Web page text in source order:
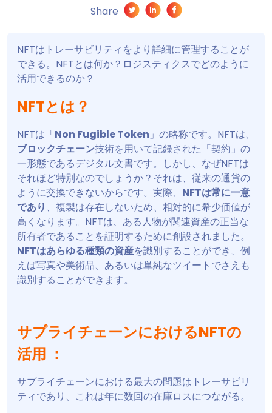
Share
NFTはトレーサビリティをより詳細に管理することが
できる。NFTとは何か？ロジスティクスでどのように
活用できるのか？
NFTとは？
NFTは「Non Fugible Token 」の略称です。NFTは、
ブロックチェーン技術を用いて記録された「契約」の
一形態であるデジタル文書です。しかし、なぜNFTは
それほど特別なのでしょうか？それは、従来の通貨の
ように交換できないからです。実際、 NFTは常に一意
であり 、複製は存在しないため、相対的に希少価値が
高くなります。NFTは、ある人物が関連資産の正当な
所有者であることを証明するために創設されました。
NFTはあらゆる種類の資産を識別することができ、例
えば写真や美術品、あるいは単純なツイートでさえも
識別することができます。
サプライチェーンにおけるNFTの
活用 ：
サプライチェーンにおける最大の問題はトレーサビリ
ティであり、これは年に数回の在庫ロスにつながる。